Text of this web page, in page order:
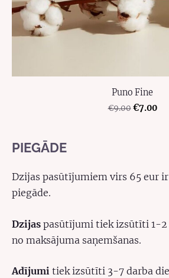
PIEGĀDE
Dzijas pasūtījumiem virs 65 eur ir
piegāde.
Dzijas pasūtījumi tiek izsūtīti 1-2
no maksājuma saņemšanas.
Adījumi tiek izsūtīti 3-7 darba
Puno Fine
€9.00 €7.00